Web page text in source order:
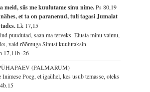
meid, siis me kuulutame sinu nime.Ps 80,19
et ta on paranenud, tuli tagasi Jumalat
Lk 17,15
puudutad, saan ma terveks. Elusta minu vaimu,
vaid rõõmuga Sinust kuulutaksin.
17,11b–26
(PALMARUM)
Inimese Poeg, et igaühel, kes usub temasse, oleks